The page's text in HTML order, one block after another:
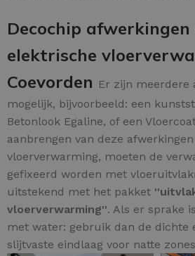
Decochip afwerkingen
elektrische
Coevorden Er zijn meerdere
mogelijk, bijvoorbeeld: een
Betonlook Egaline, of een
aanbrengen van deze
vloerverwarming, moeten de
gefixeerd worden met
uitstekend met het pakket
vloerverwarming''. Als er sprake
met water: gebruik dan de dichte
slijtvaste eindlaag voor natte